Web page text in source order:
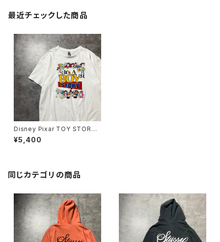
最近チェックした商品
Disney Pixar TOY STORY
トイストーリー プリント GIL
DANボディ ホワイト 白 T
¥5,400
同じカテゴリの商品